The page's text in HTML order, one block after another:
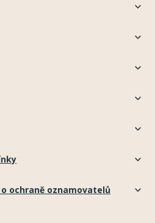
ochraně oznamovatelů